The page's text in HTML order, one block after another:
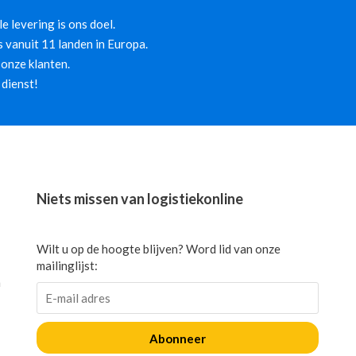
levering is ons doel.
11 landen in Europa.
klanten.
Niets missen van logistiekonline
Wilt u op de hoogte blijven? Word lid van onze
mailinglijst:
Abonneer